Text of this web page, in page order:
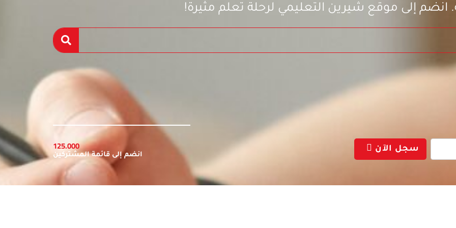
انضم إلى موقع شيرين التعليمي لرحلة تعلم مثيرة!
سجل الآن 125.000
انضم إلى قائمة المشتركين